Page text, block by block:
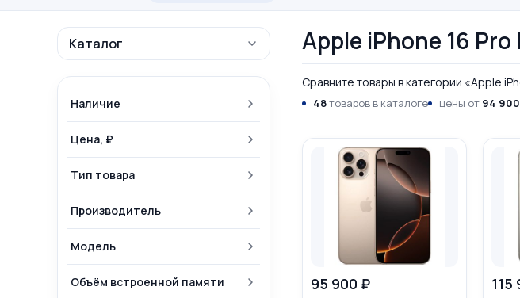
Каталог
Наличие
Цена, ₽
Тип товара
Производитель
Модель
Объём встроенной памяти
Apple iPhone 16 Pro
Сравните товары в категории «Apple
48товаров в каталоге цены от 94
95 900 ₽ 115